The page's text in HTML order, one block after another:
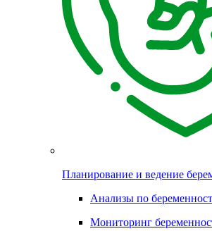
Планирование и ведение
Анализы по
Мониторинг